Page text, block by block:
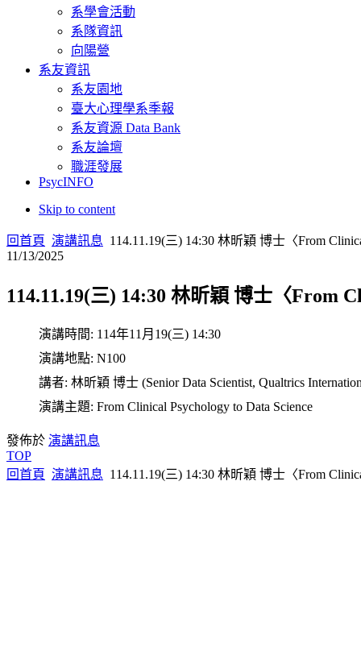
系學會活動
系隊資訊
向陽營
系友資訊
系友園地
臺大心理學系季報
系友資源 Data Bank
系友論壇
職涯發展
PsycINFO
Skip to content
回首頁 演講訊息 114.11.19(三) 14:30 林昕穎 博士〈From
11/13/2025
114.11.19(三) 14:30 林昕穎 博士〈From
演講時間: 114年11月19(三) 14:30
演講地點: N100
講者: 林昕穎 博士 (Senior Data Scientist, Qualtrics
演講主題: From Clinical Psychology to Data Science
發佈於 演講訊息
TOP
回首頁 演講訊息 114.11.19(三) 14:30 林昕穎 博士〈From